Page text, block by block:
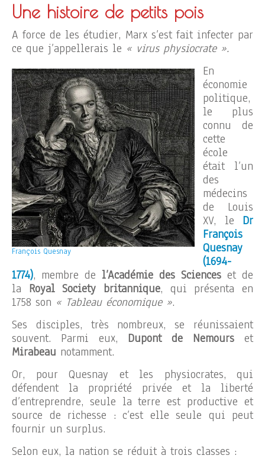
Une histoire de petits pois
A force de les étudier, Marx s’est fait infecter par
ce que j’appellerais le « virus physiocrate ».
François Quesnay
En
économie
politique,
le plus
connu de
cette
école
était l’un
des
médecins
de Louis
XV, le Dr
François
Quesnay
(1694-
1774), membre de l’Académie des Sciences et de
la Royal Society britannique, qui présenta en
1758 son « Tableau économique ».
Ses disciples, très nombreux, se réunissaient
souvent. Parmi eux, Dupont de Nemours et
Mirabeau notamment.
Or, pour Quesnay et les physiocrates, qui
défendent la propriété privée et la liberté
d’entreprendre, seule la terre est productive et
source de richesse : c’est elle seule qui peut
fournir un surplus.
Selon eux, la nation se réduit à trois classes :